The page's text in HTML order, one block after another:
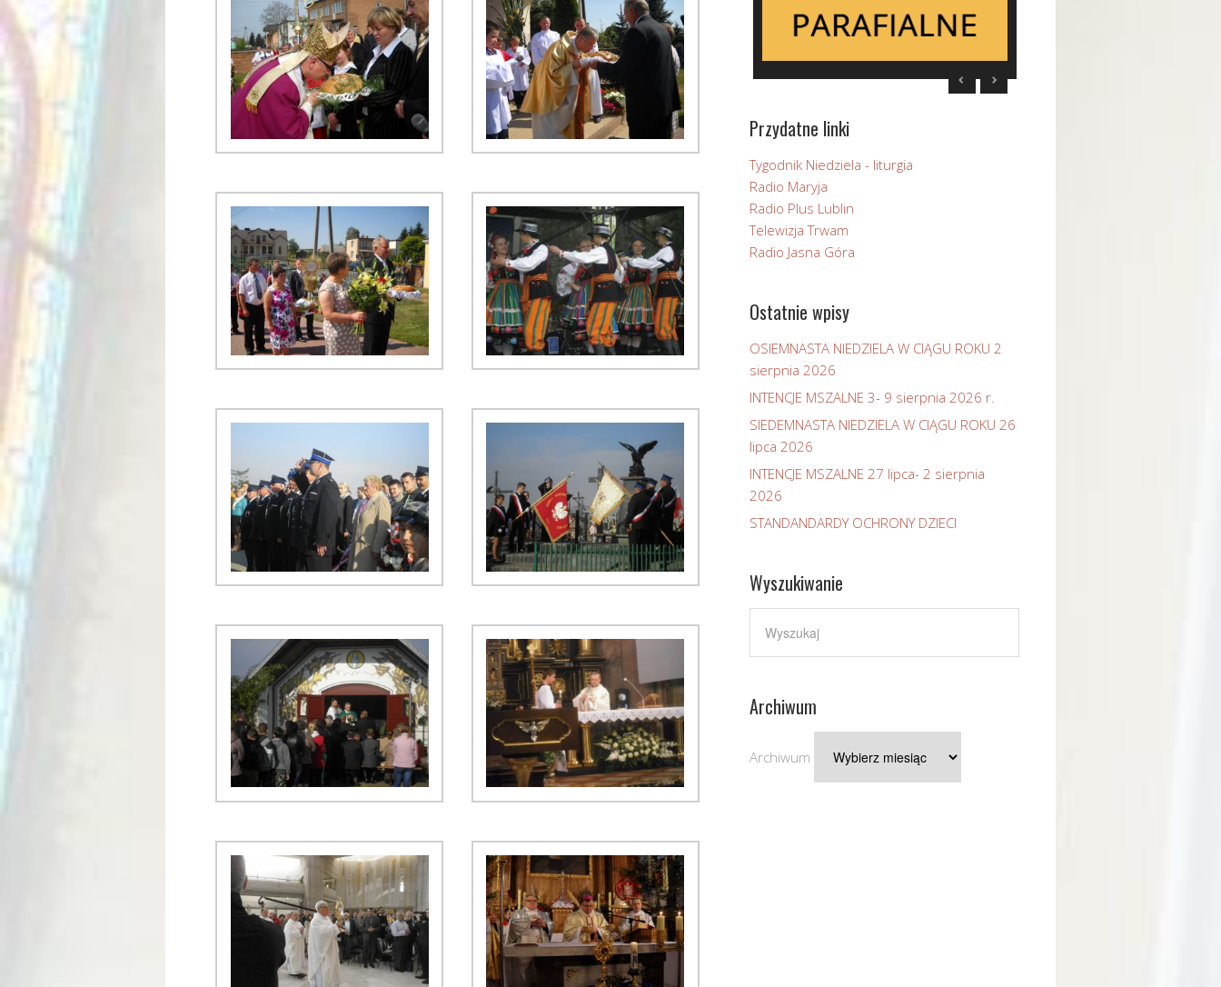
Przydatne linki
Tygodnik Niedziela - liturgia
Radio Maryja
Radio Plus Lublin
Telewizja Trwam
Radio Jasna Góra
Ostatnie wpisy
OSIEMNASTA NIEDZIELA W CIĄGU ROKU 2
sierpnia 2026
INTENCJE MSZALNE 3- 9 sierpnia 2026 r.
SIEDEMNASTA NIEDZIELA W CIĄGU ROKU 26
lipca 2026
INTENCJE MSZALNE 27 lipca- 2 sierpnia
2026
STANDANDARDY OCHRONY DZIECI
Wyszukiwanie
Archiwum
Archiwum